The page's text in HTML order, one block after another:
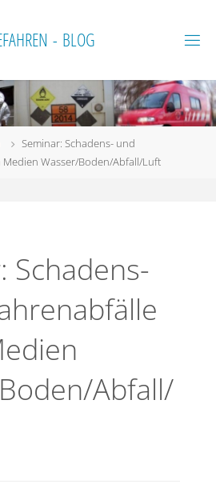
FAHREN - BLOG
Seminar: Schadens- und
Wasser/Boden/Abfall/Luft
Schadens-
Abfall/